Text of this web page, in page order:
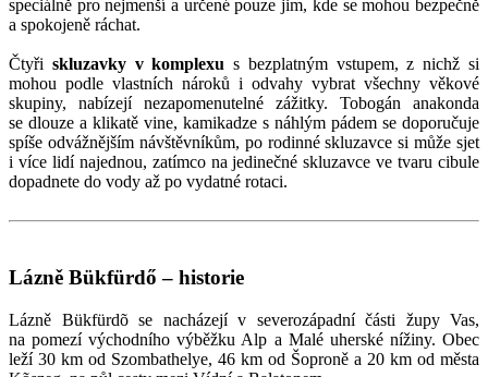
speciálně pro nejmenší a určené pouze jim, kde se mohou bezpečně
a spokojeně ráchat.
Čtyři skluzavky v komplexu s bezplatným vstupem, z nichž si
mohou podle vlastních nároků i odvahy vybrat všechny věkové
skupiny, nabízejí nezapomenutelné zážitky. Tobogán anakonda
se dlouze a klikatě vine, kamikadze s náhlým pádem se doporučuje
spíše odvážnějším návštěvníkům, po rodinné skluzavce si může sjet
i více lidí najednou, zatímco na jedinečné skluzavce ve tvaru cibule
dopadnete do vody až po vydatné rotaci.
Lázně Bükfürdő – historie
Lázně Bükfürdõ se nacházejí v severozápadní části župy Vas,
na pomezí východního výběžku Alp a Malé uherské nížiny. Obec
leží 30 km od Szombathelye, 46 km od Šoproně a 20 km od města